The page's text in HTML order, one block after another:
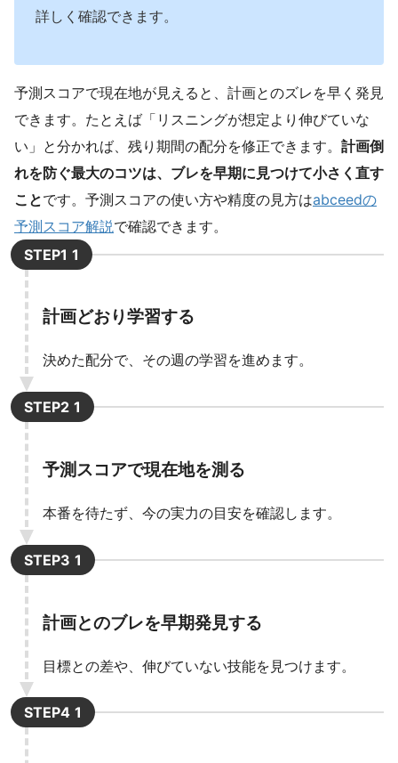
詳しく確認できます。
予測スコアで現在地が見えると、計画とのズレを早く発見
できます。たとえば「リスニングが想定より伸びていな
い」と分かれば、残り期間の配分を修正できます。 計画倒
れを防ぐ最大のコツは、ブレを早期に見つけて小さく直す
ことです。予測スコアの使い方や精度の見方はabceedの
予測スコア解説で確認できます。
STEP1
計画どおり学習する
決めた配分で、その週の学習を進めます。
STEP2
予測スコアで現在地を測る
本番を待たず、今の実力の目安を確認します。
STEP3
計画とのブレを早期発見する
目標との差や、伸びていない技能を見つけます。
STEP4